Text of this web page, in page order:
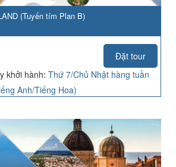
(Tuyến tím Plan B)
Đặt tour
khởi hành: Thứ 7/Chủ Nhật hàng tuần
Anh/Tiếng Hoa)